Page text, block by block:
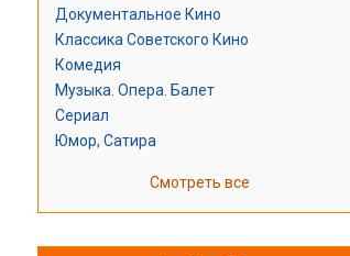
Документальное Кино
Классика Советского Кино
Комедия
Музыка. Опера. Балет
Сериал
Юмор, Сатира
Смотреть все